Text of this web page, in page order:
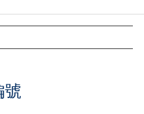
號